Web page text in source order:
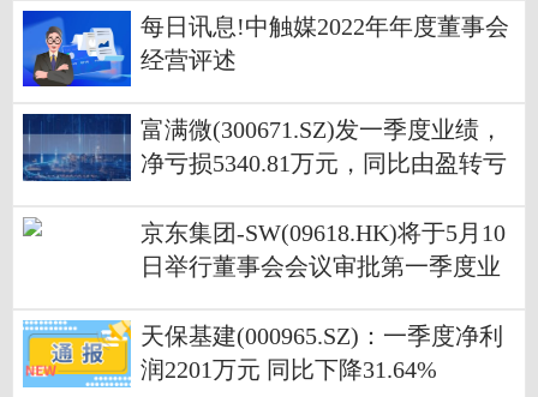
每日讯息!中触媒2022年年度董事会
经营评述
富满微(300671.SZ)发一季度业绩，
净亏损5340.81万元，同比由盈转亏
京东集团-SW(09618.HK)将于5月10
日举行董事会会议审批第一季度业
天保基建(000965.SZ)：一季度净利
润2201万元 同比下降31.64%